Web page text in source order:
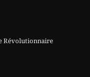
Révolutionnaire